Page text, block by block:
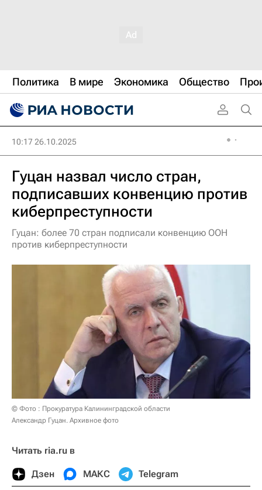
Политика В мире Экономика Общество
10:17 26.10.2025
Гуцан назвал число стран,
подписавших конвенцию против
киберпреступности
Гуцан: более 70 стран подписали конвенцию ООН
против киберпреступности
© Фото : Прокуратура Калининградской области
Александр Гуцан. Архивное фото
Читать ria.ru в
Дзен МАКС Telegram